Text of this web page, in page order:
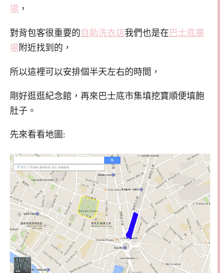
場 ，
對背包客很重要的 自助洗衣店我們也是在 巴士底廣
場 附近找到的，
所以這裡可以安排個半天左右的時間，
剛好逛逛紀念館，再來巴士底市集填挖寶順便填飽
肚子。
先來看看地圖: